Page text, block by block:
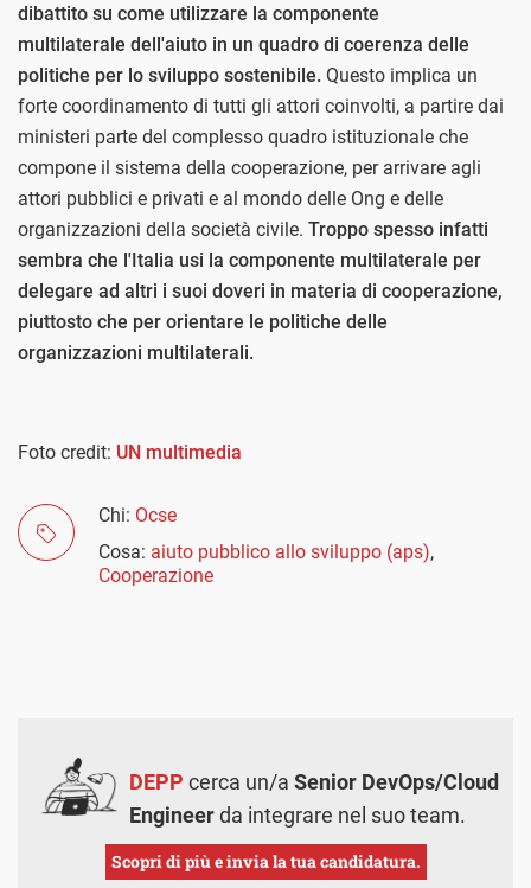
dibattito su come utilizzare la componente
multilaterale dell'aiuto in un quadro di coerenza delle
politiche per lo sviluppo sostenibile. Questo implica un
forte coordinamento di tutti gli attori coinvolti, a partire dai
ministeri parte del complesso quadro istituzionale che
compone il sistema della cooperazione, per arrivare agli
attori pubblici e privati e al mondo delle Ong e delle
organizzazioni della società civile. Troppo spesso infatti
sembra che l'Italia usi la componente multilaterale per
delegare ad altri i suoi doveri in materia di cooperazione,
piuttosto che per orientare le politiche delle
organizzazioni multilaterali.
Foto credit: UN multimedia
Chi: Ocse
Cosa: aiuto pubblico allo sviluppo (aps),
Cooperazione
DEPP cerca un/a Senior DevOps/Cloud
Engineerda integrare nel suo team.
Scopri di più e invia la tua candidatura.